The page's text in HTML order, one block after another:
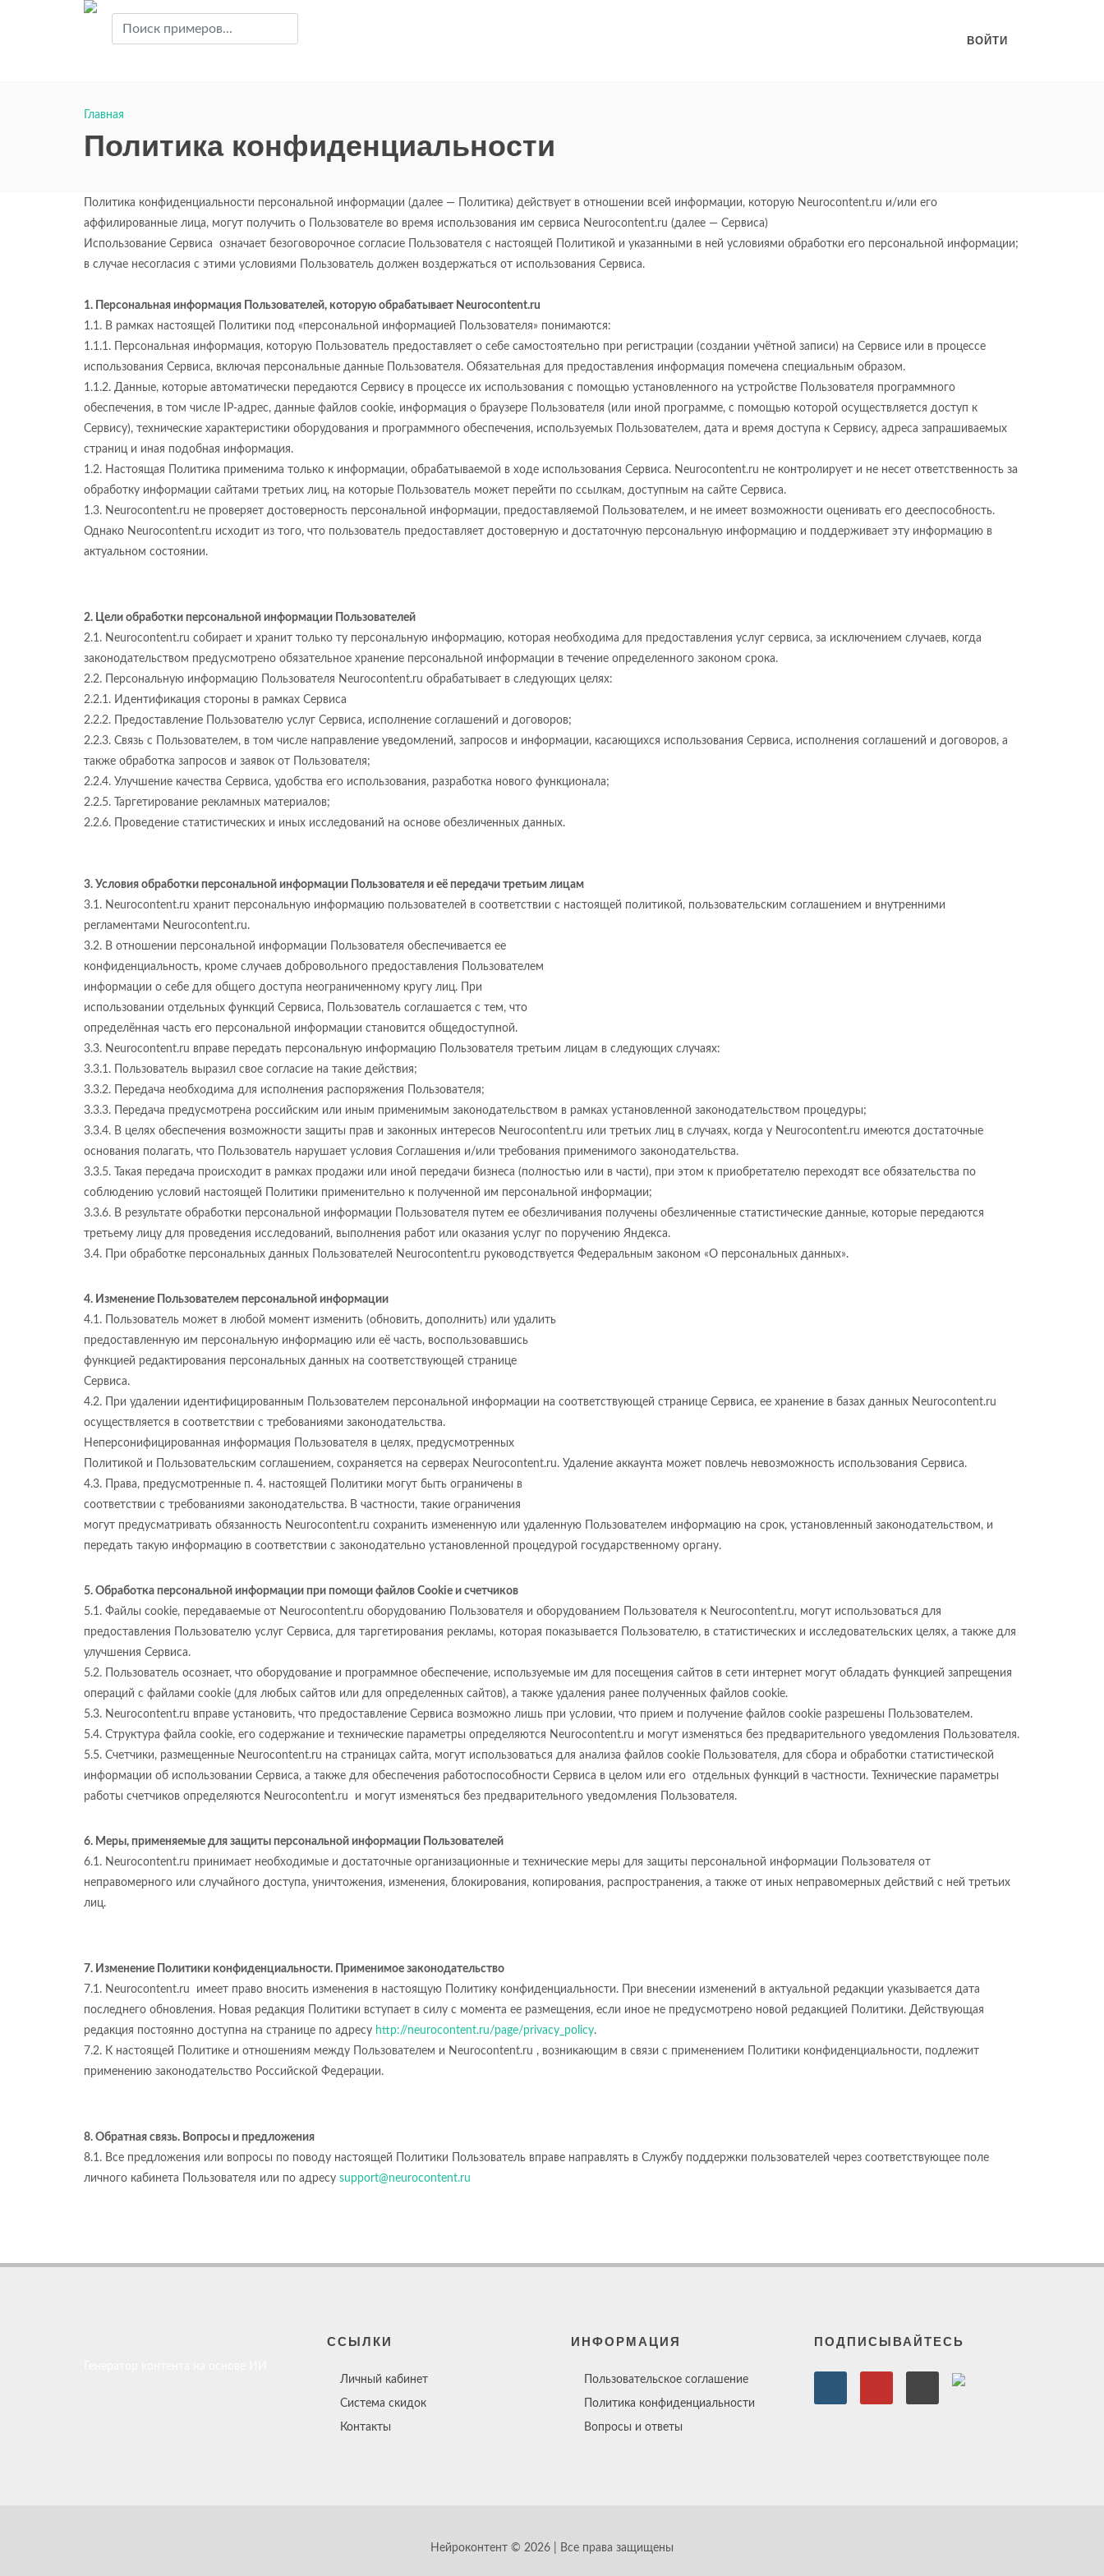
ВОЙТИ
Главная
Политика конфиденциальности
Политика конфиденциальности персональной информации (далее — Политика) действует в отношении всей информации, которую Neurocontent.ru и/или его
аффилированные лица, могут получить о Пользователе во время использования им сервиса Neurocontent.ru (далее — Сервиса)
Использование Сервиса означает безоговорочное согласие Пользователя с настоящей Политикой и указанными в ней условиями обработки его персональной информации;
в случае несогласия с этими условиями Пользователь должен воздержаться от использования Сервиса.
1. Персональная информация Пользователей, которую обрабатывает Neurocontent.ru
1.1. В рамках настоящей Политики под «персональной информацией Пользователя» понимаются:
1.1.1. Персональная информация, которую Пользователь предоставляет о себе самостоятельно при регистрации (создании учётной записи) на Сервисе или в процессе
использования Сервиса, включая персональные данные Пользователя. Обязательная для предоставления информация помечена специальным образом.
1.1.2. Данные, которые автоматически передаются Сервису в процессе их использования с помощью установленного на устройстве Пользователя программного
обеспечения, в том числе IP-адрес, данные файлов cookie, информация о браузере Пользователя (или иной программе, с помощью которой осуществляется доступ к
Сервису), технические характеристики оборудования и программного обеспечения, используемых Пользователем, дата и время доступа к Сервису, адреса запрашиваемых
страниц и иная подобная информация.
1.2. Настоящая Политика применима только к информации, обрабатываемой в ходе использования Сервиса. Neurocontent.ru не контролирует и не несет ответственность за
обработку информации сайтами третьих лиц, на которые Пользователь может перейти по ссылкам, доступным на сайте Сервиса.
1.3. Neurocontent.ru не проверяет достоверность персональной информации, предоставляемой Пользователем, и не имеет возможности оценивать его дееспособность.
Однако Neurocontent.ru исходит из того, что пользователь предоставляет достоверную и достаточную персональную информацию и поддерживает эту информацию в
актуальном состоянии.
2. Цели обработки персональной информации Пользователей
2.1. Neurocontent.ru собирает и хранит только ту персональную информацию, которая необходима для предоставления услуг сервиса, за исключением случаев, когда
законодательством предусмотрено обязательное хранение персональной информации в течение определенного законом срока.
2.2. Персональную информацию Пользователя Neurocontent.ru обрабатывает в следующих целях:
2.2.1. Идентификация стороны в рамках Сервиса
2.2.2. Предоставление Пользователю услуг Сервиса, исполнение соглашений и договоров;
2.2.3. Связь с Пользователем, в том числе направление уведомлений, запросов и информации, касающихся использования Сервиса, исполнения соглашений и договоров, а
также обработка запросов и заявок от Пользователя;
2.2.4. Улучшение качества Сервиса, удобства его использования, разработка нового функционала;
2.2.5. Таргетирование рекламных материалов;
2.2.6. Проведение статистических и иных исследований на основе обезличенных данных.
3. Условия обработки персональной информации Пользователя и её передачи третьим лицам
3.1. Neurocontent.ru хранит персональную информацию пользователей в соответствии с настоящей политикой, пользовательским соглашением и внутренними
регламентами Neurocontent.ru.
3.2. В отношении персональной информации Пользователя обеспечивается ее
конфиденциальность, кроме случаев добровольного предоставления Пользователем
информации о себе для общего доступа неограниченному кругу лиц. При
использовании отдельных функций Сервиса, Пользователь соглашается с тем, что
определённая часть его персональной информации становится общедоступной.
3.3. Neurocontent.ru вправе передать персональную информацию Пользователя третьим лицам в следующих случаях:
3.3.1. Пользователь выразил свое согласие на такие действия;
3.3.2. Передача необходима для исполнения распоряжения Пользователя;
3.3.3. Передача предусмотрена российским или иным применимым законодательством в рамках установленной законодательством процедуры;
3.3.4. В целях обеспечения возможности защиты прав и законных интересов Neurocontent.ru или третьих лиц в случаях, когда у Neurocontent.ru имеются достаточные
основания полагать, что Пользователь нарушает условия Соглашения и/или требования применимого законодательства.
3.3.5. Такая передача происходит в рамках продажи или иной передачи бизнеса (полностью или в части), при этом к приобретателю переходят все обязательства по
соблюдению условий настоящей Политики применительно к полученной им персональной информации;
3.3.6. В результате обработки персональной информации Пользователя путем ее обезличивания получены обезличенные статистические данные, которые передаются
третьему лицу для проведения исследований, выполнения работ или оказания услуг по поручению Яндекса.
3.4. При обработке персональных данных Пользователей Neurocontent.ru руководствуется Федеральным законом «О персональных данных».
4. Изменение Пользователем персональной информации
4.1. Пользователь может в любой момент изменить (обновить, дополнить) или удалить
предоставленную им персональную информацию или её часть, воспользовавшись
функцией редактирования персональных данных на соответствующей странице
Сервиса.
4.2. При удалении идентифицированным Пользователем персональной информации на соответствующей странице Сервиса, ее хранение в базах данных Neurocontent.ru
осуществляется в соответствии с требованиями законодательства.
Неперсонифицированная информация Пользователя в целях, предусмотренных
Политикой и Пользовательским соглашением, сохраняется на серверах Neurocontent.ru. Удаление аккаунта может повлечь невозможность использования Сервиса.
4.3. Права, предусмотренные п. 4. настоящей Политики могут быть ограничены в
соответствии с требованиями законодательства. В частности, такие ограничения
могут предусматривать обязанность Neurocontent.ru сохранить измененную или удаленную Пользователем информацию на срок, установленный законодательством, и
передать такую информацию в соответствии с законодательно установленной процедурой государственному органу.
5. Обработка персональной информации при помощи файлов Cookie и счетчиков
5.1. Файлы cookie, передаваемые от Neurocontent.ru оборудованию Пользователя и оборудованием Пользователя к Neurocontent.ru, могут использоваться для
предоставления Пользователю услуг Сервиса, для таргетирования рекламы, которая показывается Пользователю, в статистических и исследовательских целях, а также для
улучшения Сервиса.
5.2. Пользователь осознает, что оборудование и программное обеспечение, используемые им для посещения сайтов в сети интернет могут обладать функцией запрещения
операций с файлами cookie (для любых сайтов или для определенных сайтов), а также удаления ранее полученных файлов cookie.
5.3. Neurocontent.ru вправе установить, что предоставление Сервиса возможно лишь при условии, что прием и получение файлов cookie разрешены Пользователем.
5.4. Структура файла cookie, его содержание и технические параметры определяются Neurocontent.ru и могут изменяться без предварительного уведомления Пользователя.
5.5. Счетчики, размещенные Neurocontent.ru на страницах сайта, могут использоваться для анализа файлов cookie Пользователя, для сбора и обработки статистической
информации об использовании Сервиса, а также для обеспечения работоспособности Сервиса в целом или его отдельных функций в частности. Технические параметры
работы счетчиков определяются Neurocontent.ru и могут изменяться без предварительного уведомления Пользователя.
6. Меры, применяемые для защиты персональной информации Пользователей
6.1. Neurocontent.ru принимает необходимые и достаточные организационные и технические меры для защиты персональной информации Пользователя от
неправомерного или случайного доступа, уничтожения, изменения, блокирования, копирования, распространения, а также от иных неправомерных действий с ней третьих
лиц.
7. Изменение Политики конфиденциальности. Применимое законодательство
7.1. Neurocontent.ru имеет право вносить изменения в настоящую Политику конфиденциальности. При внесении изменений в актуальной редакции указывается дата
последнего обновления. Новая редакция Политики вступает в силу с момента ее размещения, если иное не предусмотрено новой редакцией Политики. Действующая
редакция постоянно доступна на странице по адресу http://neurocontent.ru/page/privacy_policy.
7.2. К настоящей Политике и отношениям между Пользователем и Neurocontent.ru , возникающим в связи с применением Политики конфиденциальности, подлежит
применению законодательство Российской Федерации.
8. Обратная связь. Вопросы и предложения
8.1. Все предложения или вопросы по поводу настоящей Политики Пользователь вправе направлять в Службу поддержки пользователей через соответствующее поле
личного кабинета Пользователя или по адресу support@neurocontent.ru
ССЫЛКИ
Личный кабинет
Система скидок
Контакты
ИНФОРМАЦИЯ
Пользовательское соглашение
Политика конфиденциальности
Вопросы и ответы
ПОДПИСЫВАЙТЕСЬ
Нейроконтент © 2026 | Все права защищены